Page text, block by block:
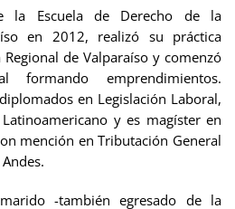
la Escuela de Derecho de la
en 2012, realizó su práctica
de Valparaíso y comenzó
formando emprendimientos.
en Legislación Laboral,
y es magíster en
mención en Tributación General
-también egresado de la